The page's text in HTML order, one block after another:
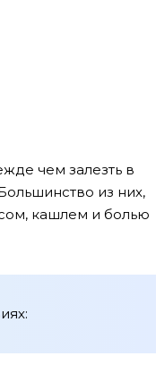
чем залезть в
из них,
кашлем и болью